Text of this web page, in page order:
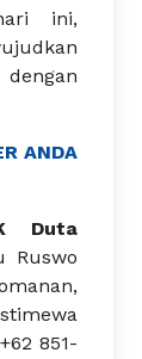
ini,
ANDA
Duta
Ruswo
+62 851-